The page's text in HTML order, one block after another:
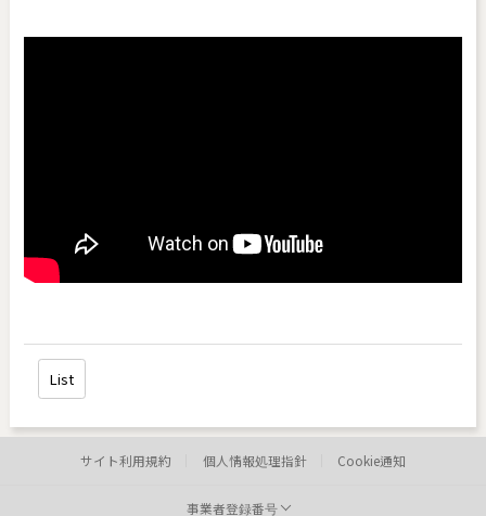
List
サイト利用規約 個人情報処理指針 Cookie通知
事業者登録番号